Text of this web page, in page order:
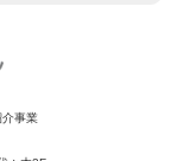
介事業